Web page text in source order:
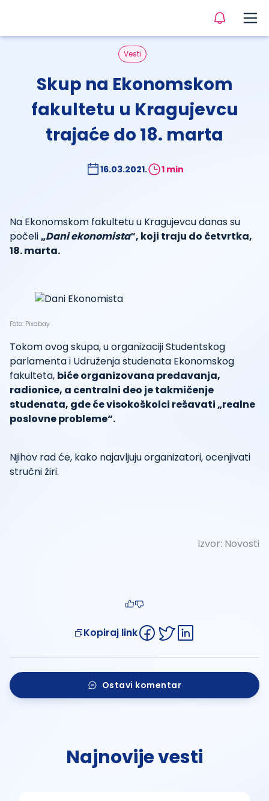
Vesti
Skup na Ekonomskom
fakultetu u Kragujevcu
trajaće do 18. marta
16.03.2021. 1 min
Na Ekonomskom fakultetu u Kragujevcu danas su
počeli„Dani ekonomista“, koji traju do četvrtka,
18. marta.
Foto: Pixabay
Tokom ovog skupa, u organizaciji Studentskog
parlamenta i Udruženja studenata Ekonomskog
fakulteta, biće organizovana predavanja,
radionice, a centralni deo je takmičenje
studenata, gde će visokoškolci rešavati „realne
poslovne probleme“.
Njihov rad će, kako najavljuju organizatori, ocenjivati
stručni žiri.
Izvor: Novosti
Kopiraj link
Ostavi komentar
Najnovije vesti